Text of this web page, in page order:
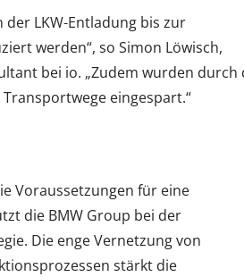
LKW-Entladung bis zur
werden“, so Simon Löwisch,
bei io. „Zudem wurden durch
eingespart.“
Voraussetzungen für eine
die BMW Group bei der
Die enge Vernetzung von
stärkt die